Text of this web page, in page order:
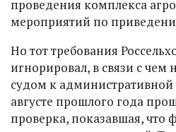
проведения комплекса
мероприятий по
Но тот требования
игнорировал, в связи с чем
судом к административной
августе прошлого года
проверка, показавшая, что